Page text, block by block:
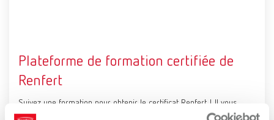
Plateforme de formation certifiée de
Renfert
Suivez une formation pour obtenir le certificat Renfert ! Il vous
suffit de vous inscrire sur notre plateforme dédiée aux formations